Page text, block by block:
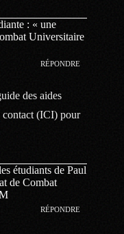
: « une
Universitaire
RÉPONDRE
des aides
contact (ICI) pour
étudiants de Paul
de Combat
RÉPONDRE